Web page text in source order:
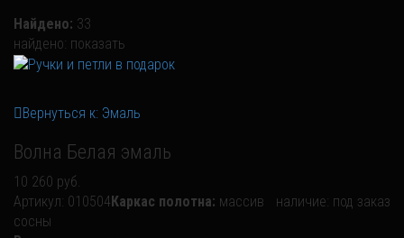
Найдено: 33
найдено: показать
Вернуться к: Эмаль
Волна Белая эмаль
10 260 руб.
наличие: под заказ
Артикул: 010504Каркас полотна: массив
сосны